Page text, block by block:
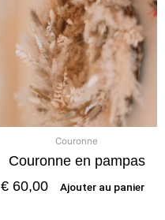
Couronne
Couronne en pampas
€ 60,00 Ajouter au panier